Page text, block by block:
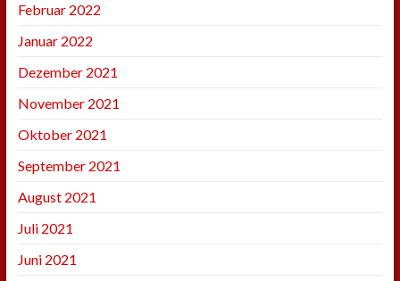
Februar 2022
Januar 2022
Dezember 2021
November 2021
Oktober 2021
September 2021
August 2021
Juli 2021
Juni 2021